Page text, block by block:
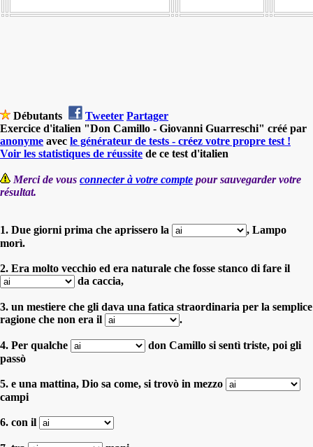
Débutants Tweeter Partager
Exercice d'italien "Don Camillo - Giovanni Guarreschi" créé par
anonyme avec le générateur de tests - créez votre propre test !
Voir les statistiques de réussite de ce test d'italien
Merci de vous connecter à votre compte pour sauvegarder votre
résultat.
1. Due giorni prima che aprissero la
, Lampo
morì.
2. Era molto vecchio ed era naturale che fosse stanco di fare il
da caccia,
3. un mestiere che gli dava una fatica straordinaria per la semplice
ragione che non era il
.
4. Per qualche
don Camillo si sentì triste, poi gli
passò
5. e una mattina, Dio sa come, si trovò in mezzo
campi
6. con il